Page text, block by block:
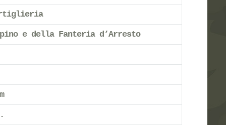
e della Fanteria d’Arresto